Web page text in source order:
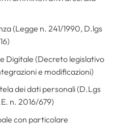
(Legge n. 241/1990, D.lgs
Digitale (Decreto legislativo
e modificazioni)
dei dati personali (D.Lgs
n. 2016/679)
con particolare